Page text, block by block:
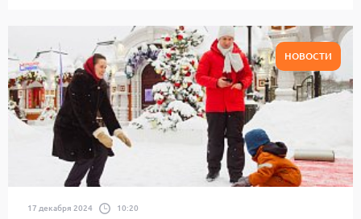
НОВОСТИ
17 декабря 2024 10:20